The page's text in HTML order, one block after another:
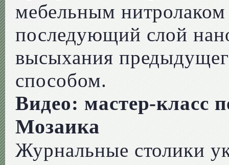
мебельным
последующий слой
высыхания
способом.
Видео: мастер-класс
Мозаика
Журнальные столики